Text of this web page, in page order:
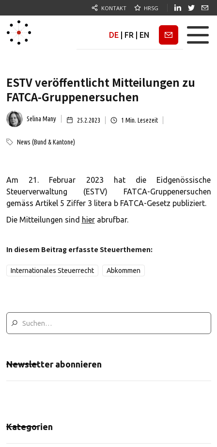
KONTAKT HRSG
DE FR EN Newsletter
ESTV veröffentlicht Mitteilungen zu
FATCA-Gruppenersuchen
Selina Many 25.2.2023 1 Min. Lesezeit
News (Bund & Kantone)
Am 21. Februar 2023 hat die Eidgenössische
Steuerverwaltung (ESTV) FATCA-Gruppenersuchen
gemäss Artikel 5 Ziffer 3 litera b FATCA-Gesetz publiziert.
Die Mitteilungen sind hierabrufbar.
In diesem Beitrag erfasste Steuerthemen:
Internationales Steuerrecht Abkommen
Newsletter abonnieren
Kategorien